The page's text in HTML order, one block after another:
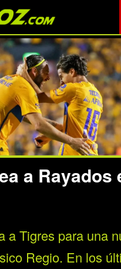
a Rayados
a Tigres para una
Regio. En los